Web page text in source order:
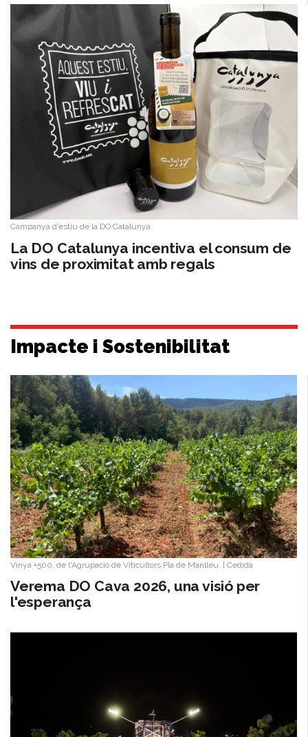
Campanya d’estiu de la DO Catalunya
La DO Catalunya incentiva el consum de
vins de proximitat amb regals
Impacte i Sostenibilitat
Vinya +500, de l'Agrupació de Viticultors Pla de Manlleu. Cedida
Verema DO Cava 2026, una visió per
l'esperança